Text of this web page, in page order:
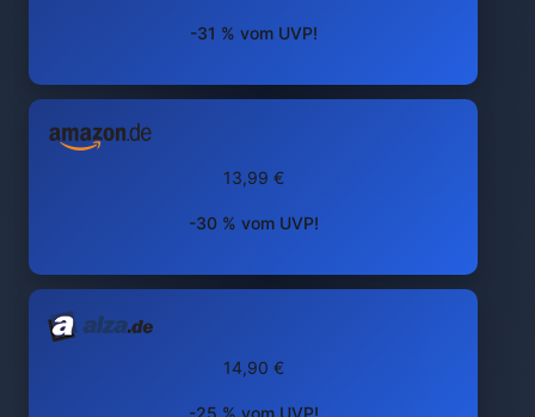
-31 % vom UVP!
13,99 €
-30 % vom UVP!
14,90 €
-25 % vom UVP!